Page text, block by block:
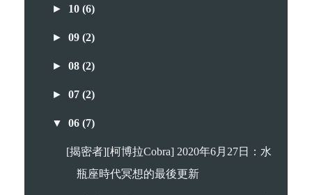
► 10(6)
►09(2)
►08(2)
►07(2)
▼06(7)
[揭密者][柯博拉Cobra] 2020年6月27日：水
瓶座時代冥想的最後更新